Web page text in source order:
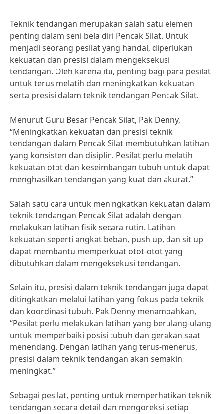
Teknik tendangan merupakan salah satu elemen
penting dalam seni bela diri Pencak Silat. Untuk
menjadi seorang pesilat yang handal, diperlukan
kekuatan dan presisi dalam mengeksekusi
tendangan. Oleh karena itu, penting bagi para pesilat
untuk terus melatih dan meningkatkan kekuatan
serta presisi dalam teknik tendangan Pencak Silat.
Menurut Guru Besar Pencak Silat, Pak Denny,
“Meningkatkan kekuatan dan presisi teknik
tendangan dalam Pencak Silat membutuhkan latihan
yang konsisten dan disiplin. Pesilat perlu melatih
kekuatan otot dan keseimbangan tubuh untuk dapat
menghasilkan tendangan yang kuat dan akurat.”
Salah satu cara untuk meningkatkan kekuatan dalam
teknik tendangan Pencak Silat adalah dengan
melakukan latihan fisik secara rutin. Latihan
kekuatan seperti angkat beban, push up, dan sit up
dapat membantu memperkuat otot-otot yang
dibutuhkan dalam mengeksekusi tendangan.
Selain itu, presisi dalam teknik tendangan juga dapat
ditingkatkan melalui latihan yang fokus pada teknik
dan koordinasi tubuh. Pak Denny menambahkan,
“Pesilat perlu melakukan latihan yang berulang-ulang
untuk memperbaiki posisi tubuh dan gerakan saat
menendang. Dengan latihan yang terus-menerus,
presisi dalam teknik tendangan akan semakin
meningkat.”
Sebagai pesilat, penting untuk memperhatikan teknik
tendangan secara detail dan mengoreksi setiap